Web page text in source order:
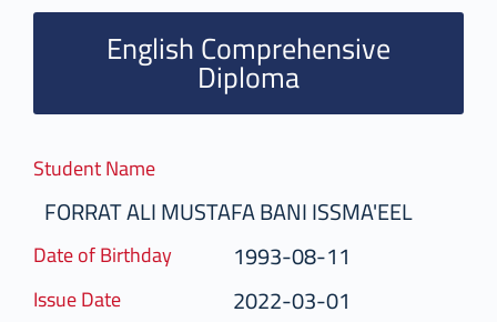
English Comprehensive
Diploma
Student Name
FORRAT ALI MUSTAFA BANI ISSMA'EEL
Date of Birthday 1993-08-11
Issue Date 2022-03-01